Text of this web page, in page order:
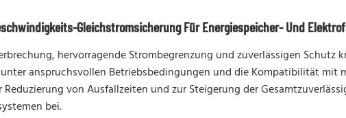
Gleichstromsicherung Für Energiespeicher- Und
hervorragende Strombegrenzung und zuverlässigen
anspruchsvollen Betriebsbedingungen und die Kompatibilität mit
von Ausfallzeiten und zur Steigerung der
bei.